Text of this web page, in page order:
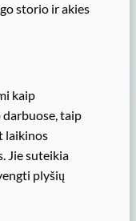
storio ir akies
kaip
taip
laikinos
Jie suteikia
plyšių